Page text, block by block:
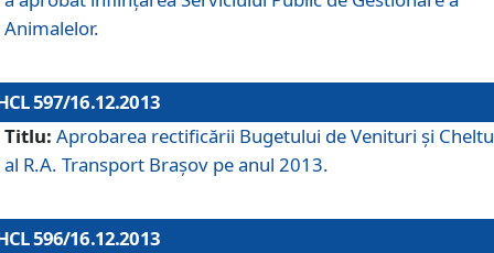
Animalelor.
597/16.12.2013
Titlu: Aprobarea rectificării Bugetului de Venituri şi
al R.A. Transport Braşov pe anul 2013.
596/16.12.2013